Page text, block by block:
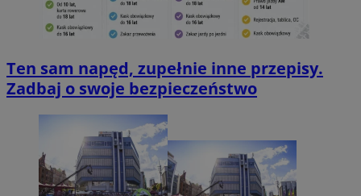
Ten sam napęd, zupełnie inne przepisy.
Zadbaj o swoje bezpieczeństwo